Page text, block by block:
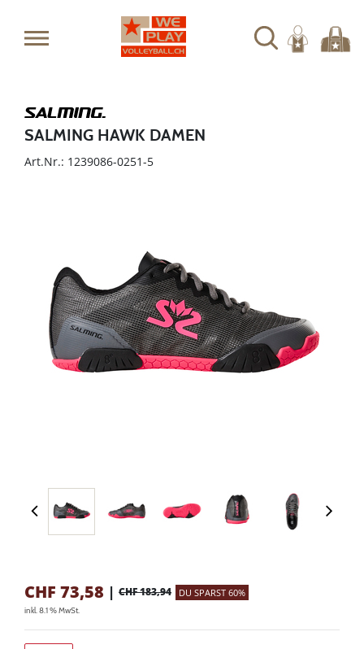
SALMING HAWK DAMEN
Art.Nr.: 1239086-0251-5
CHF 73,58 | CHF 183,94 DU SPARST 60%
inkl. 8.1 % MwSt.